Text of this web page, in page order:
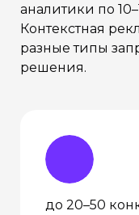
аналитики по
Контекстная
разные типы
решения.
до 20–50